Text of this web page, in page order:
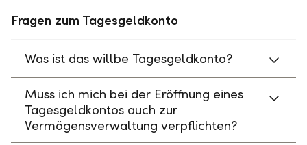
Fragen zum Tagesgeldkonto
Was ist das willbe Tagesgeldkonto?
Muss ich mich bei der Eröffnung eines
Tagesgeldkontos auch zur
Vermögensverwaltung verpflichten?